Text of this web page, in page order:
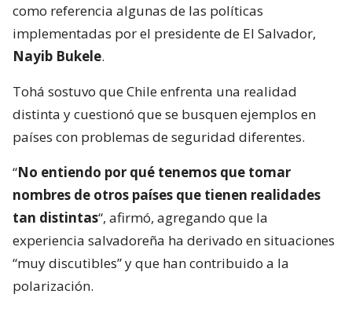
como referencia algunas de las políticas
implementadas por el presidente de El Salvador,
Nayib Bukele.
Tohá sostuvo que Chile enfrenta una realidad
distinta y cuestionó que se busquen ejemplos en
países con problemas de seguridad diferentes.
“No entiendo por qué tenemos que tomar
nombres de otros países que tienen realidades
tan distintas“, afirmó, agregando que la
experiencia salvadoreña ha derivado en situaciones
“muy discutibles” y que han contribuido a la
polarización.